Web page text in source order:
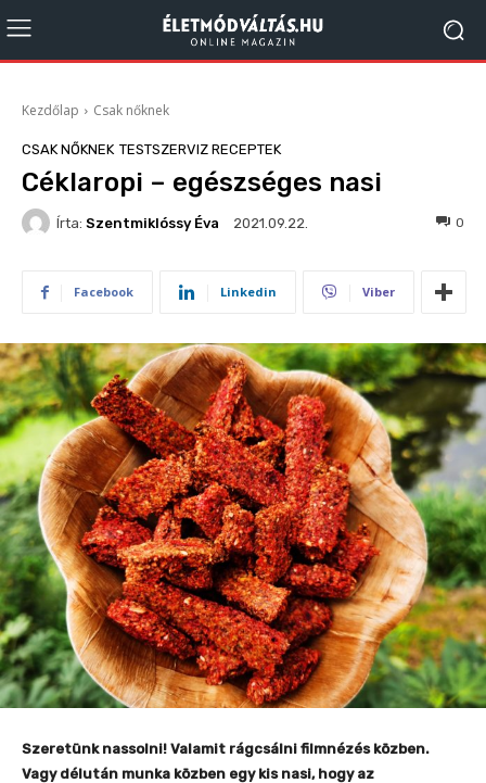
Kezdőlap Csak nőknek
CSAK NŐKNEK TESTSZERVIZ RECEPTEK
Céklaropi – egészséges nasi
Írta: Szentmiklóssy Éva 2021.09.22. 0
Facebook Linkedin Viber
Szeretünk nassolni! Valamit rágcsálni filmnézés közben.
Vagy délután munka közben egy kis nasi, hogy az